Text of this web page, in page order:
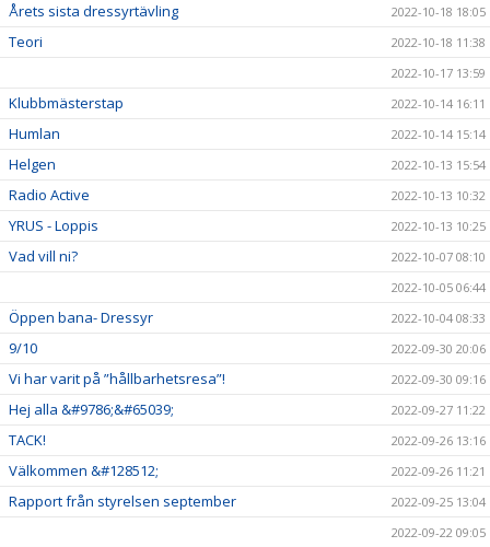
Årets sista dressyrtävling 2022-10-18 18:05
Teori
2022-10-18 11:38
2022-10-17 13:59
Klubbmästerstap 2022-10-14 16:11
Humlan 2022-10-14 15:14
Helgen 2022-10-13 15:54
Radio Active 2022-10-13 10:32
YRUS - Loppis 2022-10-13 10:25
Vad vill ni?
2022-10-07 08:10
2022-10-05 06:44
Öppen bana- Dressyr 2022-10-04 08:33
9/10 2022-09-30 20:06
Vi har varit på ”hållbarhetsresa”! 2022-09-30 09:16
Hej alla &#9786;&#65039; 2022-09-27 11:22
TACK! 2022-09-26 13:16
Välkommen &#128512; 2022-09-26 11:21
Rapport från styrelsen september
2022-09-25 13:04
2022-09-22 09:05